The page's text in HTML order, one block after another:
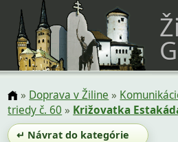
» Doprava v Žiline »
triedy č. 60 » Križovatka
↵ Návrat do kategórie